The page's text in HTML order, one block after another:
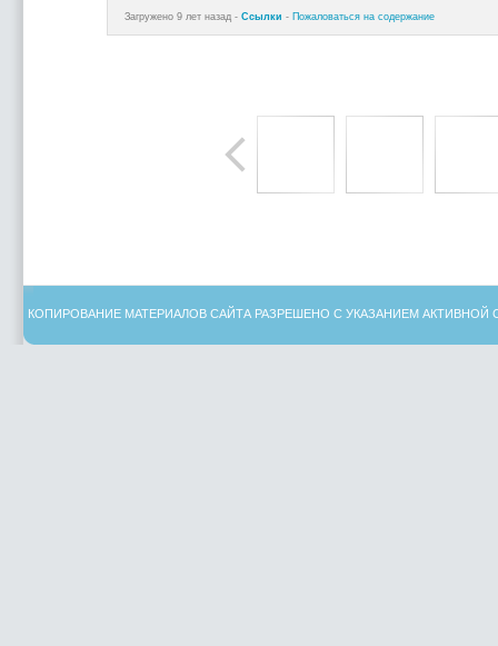
Загружено 9 лет назад - Ссылки - Пожаловаться на содержание
КОПИРОВАНИЕ МАТЕРИАЛОВ САЙТА РАЗРЕШЕНО С УКАЗАНИЕМ АКТИВНОЙ